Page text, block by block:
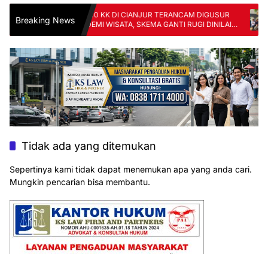
Breaking News140 KK DI CIANJUR TERANCAM DIGUSUR
DEMI WISATA, SKEMA GANTI RUGI DINILAI
TAK ADIL
Tidak ada yang ditemukan
Sepertinya kami tidak dapat menemukan apa yang anda cari.
Mungkin pencarian bisa membantu.